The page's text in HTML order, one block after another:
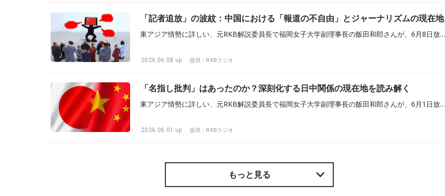
「記者追放」の波紋：中国における「報道の不自由」とジャーナリズムの現在地
東アジア情勢に詳しい、元RKB解説委員長で福岡女子大学副理事長の飯田和郎さんが、6月8日放送のRKBラジオ『田畑竜介 Grooooow Up』に出演しました。アメリカを代表する新聞「ニューヨーク・タイムズ」の北京特派員が、中国当局によって国外退去処分を受けたニュースを題材に、中国における外国人記者の過酷な取材環境と、その背景にある「報道の不自由」についてコメントしました。
2026.06.08 up 提供：RKBラジオ
「名指し批判」はあったのか？深刻化する日中関係の現在地を読み解く
東アジア情勢に詳しい、元RKB解説委員長で福岡女子大学副理事長の飯田和郎さんが、6月1日放送のRKBラジオ『田畑竜介 Grooooow Up』に出演しました。5月に行われた米中首脳会談において、習近平主席がトランプ大統領に対し、対日批判や高市総理批判を展開したというニュースについて、その批判の手法を中心に日中関係の現在地を検証します。
2026.06.01 up 提供：RKBラジオ
もっと見る